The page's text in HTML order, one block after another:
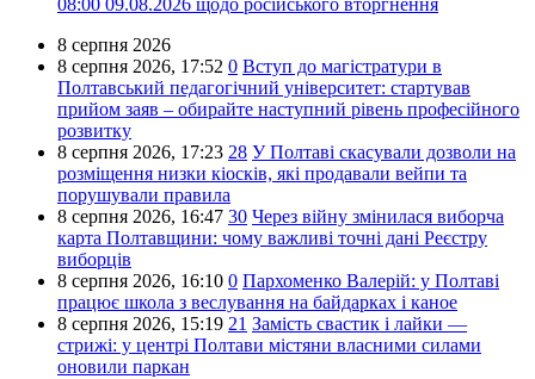
08:00 09.08.2026 щодо російського вторгнення
8 серпня 2026
8 серпня 2026, 17:52 0 Вступ до магістратури в
Полтавський педагогічний університет: стартував
прийом заяв – обирайте наступний рівень професійного
розвитку
8 серпня 2026, 17:23 28 У Полтаві скасували дозволи на
розміщення низки кіосків, які продавали вейпи та
порушували правила
8 серпня 2026, 16:47 30 Через війну змінилася виборча
карта Полтавщини: чому важливі точні дані Реєстру
виборців
8 серпня 2026, 16:10 0 Пархоменко Валерій: у Полтаві
працює школа з веслування на байдарках і каное
8 серпня 2026, 15:19 21 Замість свастик і лайки —
стрижі: у центрі Полтави містяни власними силами
оновили паркан